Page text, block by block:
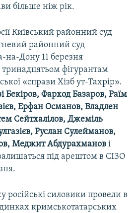
більше ніж рік.
Київський районний суд
районний суд
на-Дону 11 березня
фігурантам
«справи Хізб ут-Тахрір».
Бекіров, Фарход Базаров, Раїм
Ерфан Османов, Владлен
Сейтхалілов, Джеміль
Руслан Сулейманов,
Меджит Абдурахманов і
під арештом в СІЗО
російські силовики провели в
кримськотатарських